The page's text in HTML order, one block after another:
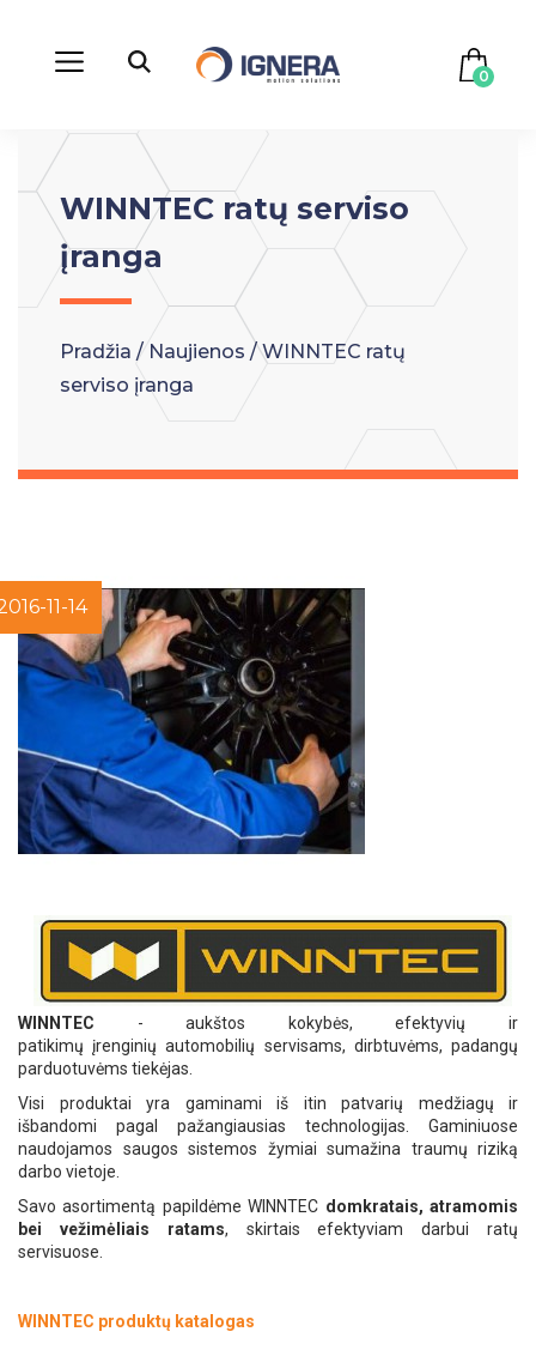
0
WINNTEC ratų serviso
įranga
Pradžia / Naujienos /WINNTEC ratų
serviso įranga
11-14
WINNTEC - aukštos kokybės, efektyvių ir
patikimų įrenginių automobilių servisams, dirbtuvėms, padangų
parduotuvėms tiekėjas.
Visi produktai yra gaminami iš itin patvarių medžiagų ir
išbandomi pagal pažangiausias technologijas. Gaminiuose
naudojamos saugos sistemos žymiai sumažina traumų riziką
darbo vietoje.
Savo asortimentą papildėme WINNTEC domkratais, atramomis
bei vežimėliais ratams, skirtais efektyviam darbui ratų
servisuose.
WINNTEC produktų katalogas